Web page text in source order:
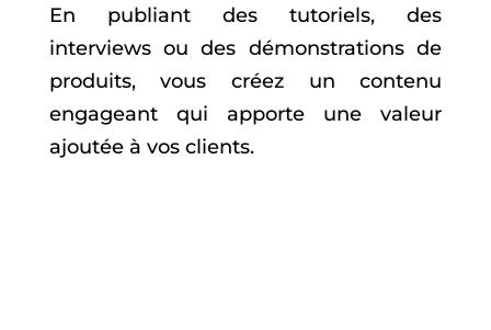
En publiant des tutoriels, des
interviews ou des démonstrations de
produits, vous créez un contenu
engageant qui apporte une valeur
ajoutée à vos clients.